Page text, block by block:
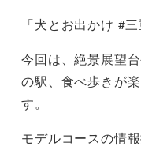
「犬とお出かけ #
今回は、絶景展望
の駅、食べ歩きが
す。
モデルコースの情